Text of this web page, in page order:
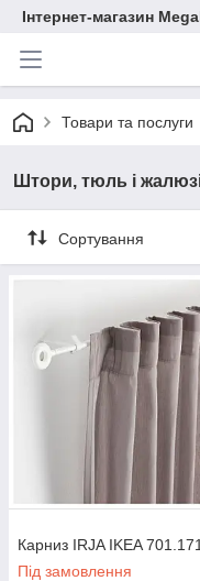
Інтернет-магазин
Товари та послуги
Штори, тюль і
Сортування
Карниз IRJA IKEA
Під замовлення